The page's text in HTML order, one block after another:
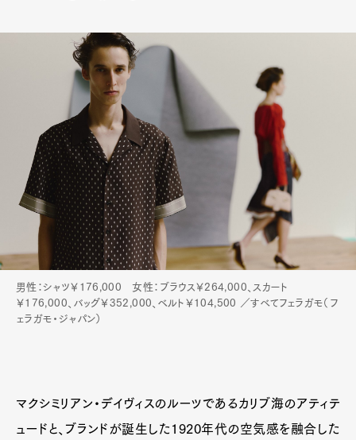
男性：シャツ￥176,000 女性：ブラウス￥264,000、スカート
￥176,000、バッグ￥352,000、ベルト￥104,500 ／すべてフェラガモ（フ
ェラガモ・ジャパン）
マクシミリアン・デイヴィスのルーツであるカリブ海のアティテ
ュードと、ブランドが誕生した1920年代の空気感を融合した